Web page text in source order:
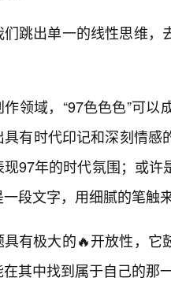
们跳出单一的线性思维
领域，“97色色色”可
有时代印记和深刻情
97年的时代氛围；或
段文字，用细腻的笔触
有极大的🔥开放性，它
其中找到属于自己的那